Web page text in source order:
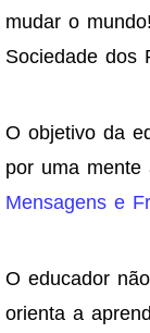
mudar o
Sociedade dos
O objetivo da
por uma mente
Mensagens e
O educador
orienta a